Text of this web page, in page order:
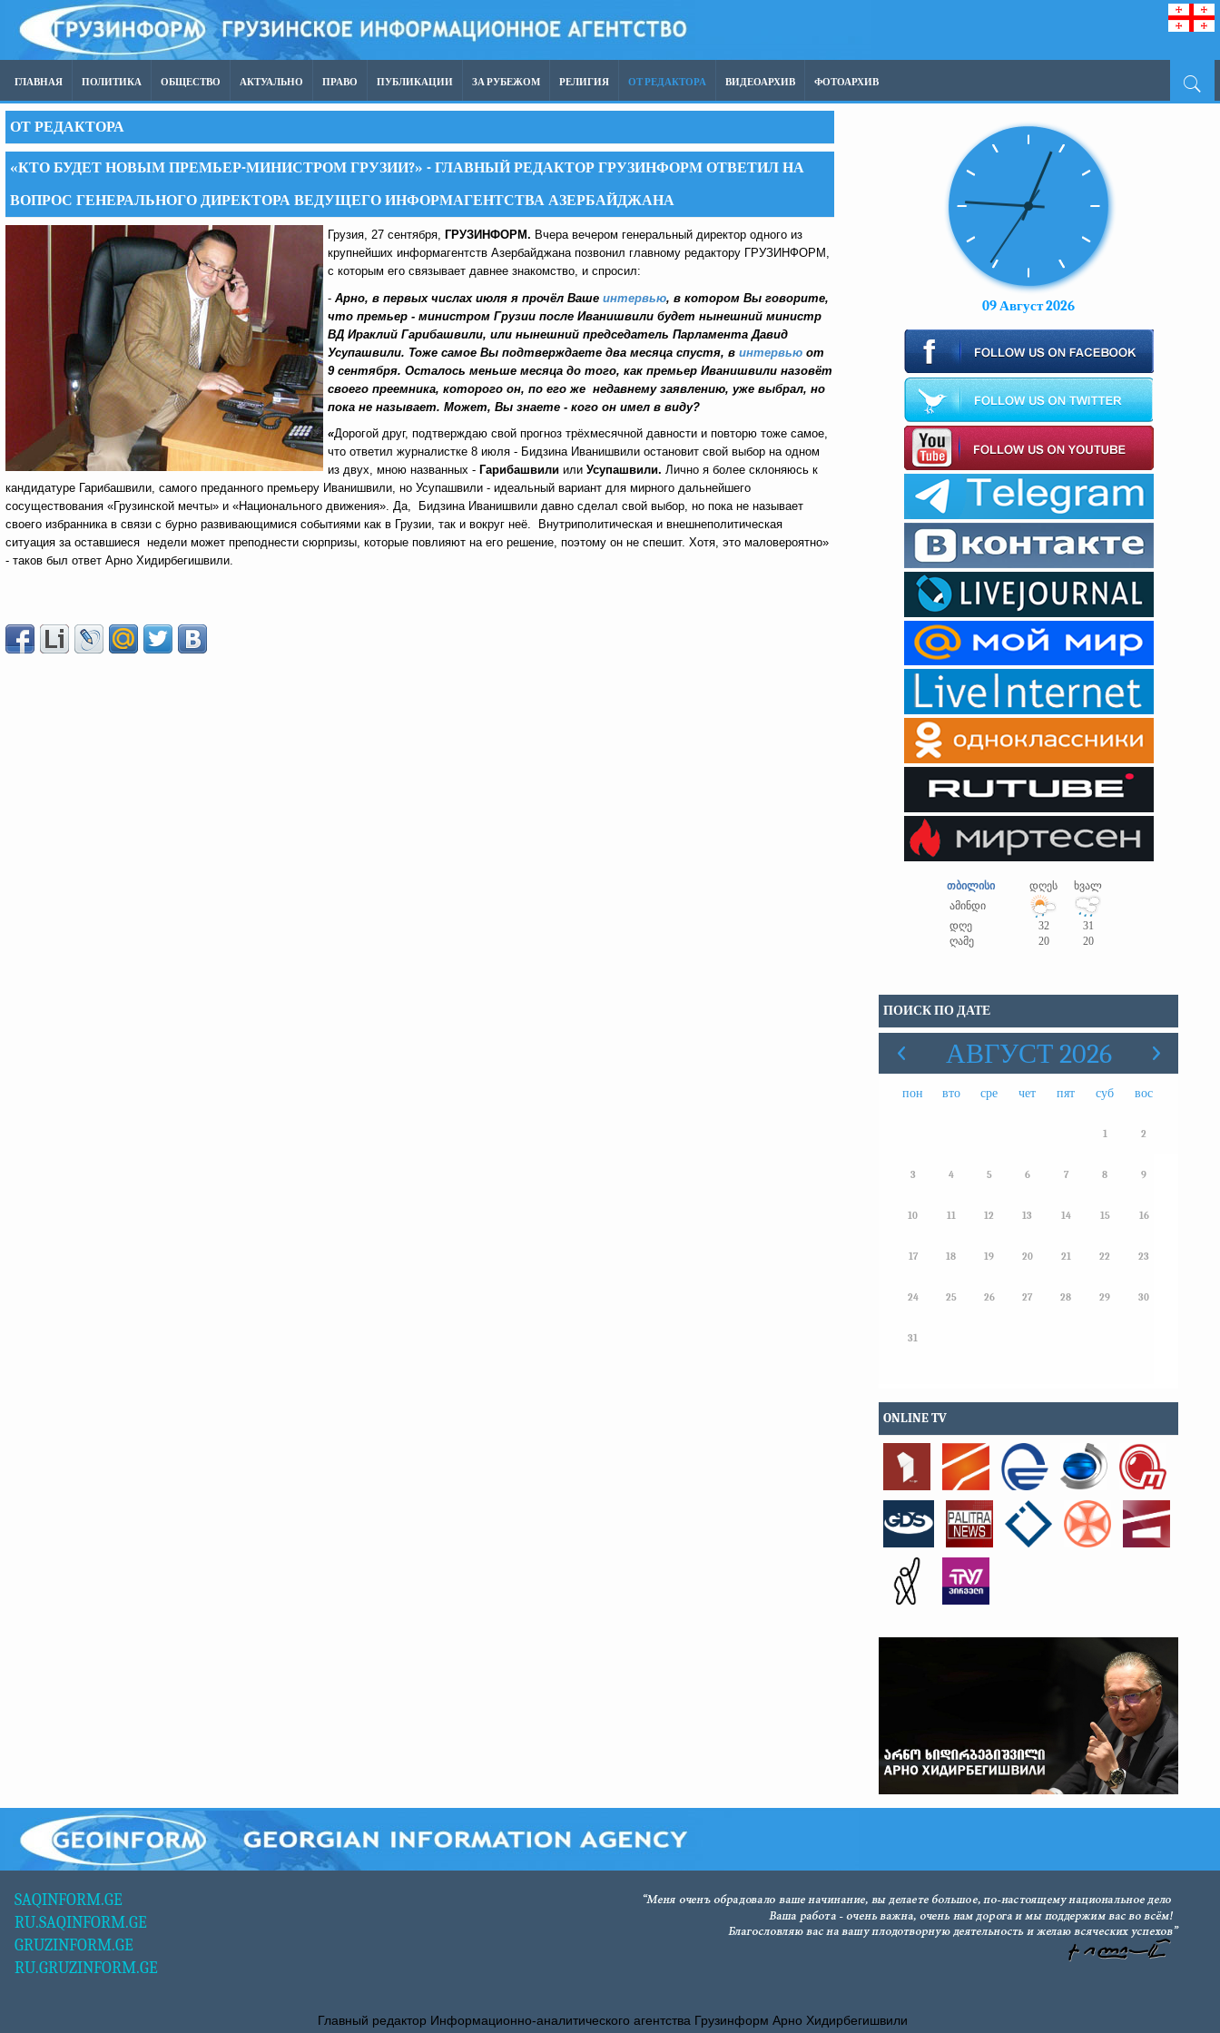
ГЛАВНАЯ ПОЛИТИКА ОБЩЕСТВО АКТУАЛЬНО ПРАВО ПУБЛИКАЦИИ ЗА РУБЕЖОМ РЕЛИГИЯ ОТ РЕДАКТОРА ВИДЕОАРХИВ ФОТОАРХИВ
ОТ РЕДАКТОРА
«КТО БУДЕТ НОВЫМ ПРЕМЬЕР-МИНИСТРОМ ГРУЗИИ?» - ГЛАВНЫЙ РЕДАКТОР ГРУЗИНФОРМ ОТВЕТИЛ НА
ВОПРОС ГЕНЕРАЛЬНОГО ДИРЕКТОРА ВЕДУЩЕГО ИНФОРМАГЕНТСТВА АЗЕРБАЙДЖАНА
Грузия, 27 сентября, ГРУЗИНФОРМ. Вчера вечером генеральный директор одного из
крупнейших информагентств Азербайджана позвонил главному редактору ГРУЗИНФОРМ,
с которым его связывает давнее знакомство, и спросил:
- Арно, в первых числах июля я прочёл Ваше интервью, в котором Вы говорите,
что премьер - министром Грузии после Иванишвили будет нынешний министр
ВД Ираклий Гарибашвили, или нынешний председатель Парламента Давид
Усупашвили. Тоже самое Вы подтверждаете два месяца спустя, в интервью от
9 сентября. Осталось меньше месяца до того, как премьер Иванишвили назовёт
своего преемника, которого он, по его же недавнему заявлению, уже выбрал, но
пока не называет. Может, Вы знаете - кого он имел в виду?
«Дорогой друг, подтверждаю свой прогноз трёхмесячной давности и повторю тоже самое,
что ответил журналистке 8 июля - Бидзина Иванишвили остановит свой выбор на одном
из двух, мною названных - Гарибашвили или Усупашвили. Лично я более склоняюсь к
кандидатуре Гарибашвили, самого преданного премьеру Иванишвили, но Усупашвили - идеальный вариант для мирного дальнейшего
сосуществования «Грузинской мечты» и «Национального движения». Да, Бидзина Иванишвили давно сделал свой выбор, но пока не называет
своего избранника в связи с бурно развивающимися событиями как в Грузии, так и вокруг неё. Внутриполитическая и внешнеполитическая
ситуация за оставшиеся недели может преподнести сюрпризы, которые повлияют на его решение, поэтому он не спешит. Хотя, это маловероятно»
- таков был ответ Арно Хидирбегишвили.
09 Август 2026
თბილისი დღეს
ხვალ
ამინდი
დღე
32
31
ღამე
20 20
ПОИСК ПО ДАТЕ
АВГУСТ 2026
пон вто сре чет пят суб вос
1 2
3 4 5 6 7 8 9
10 11 12 13 14 15 16
17 18 19 20 21 22 23
24 25 26 27 28 29 30
31
ONLINE TV
SAQINFORM.GE
RU.SAQINFORM.GE
GRUZINFORM.GE
RU.GRUZINFORM.GE
Главный редактор Информационно-аналитического агентства Грузинформ Арно Хидирбегишвили